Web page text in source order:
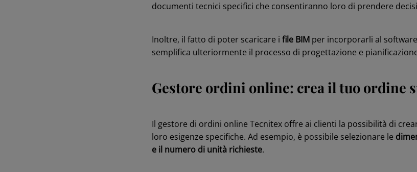
documenti tecnici specifici che consentiranno loro di prendere
Inoltre, il fatto di poter scaricare i file BIM per incorporarli al
semplifica ulteriormente il processo di progettazione e
Gestore ordini online: crea il tuo ordine
Il gestore di ordini online Tecnitex offre ai clienti la possibilità di
loro esigenze specifiche. Ad esempio, è possibile selezionare le
e il numero di unità richieste.